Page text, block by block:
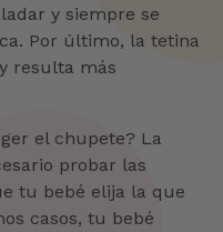
y siempre se
Por último, la tetina
resulta más
el chupete? La
probar las
tu bebé elija la que
casos, tu bebé